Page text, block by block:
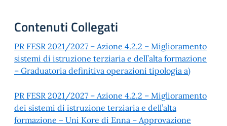
Contenuti Collegati
PR FESR 2021/2027 – Azione 4.2.2 – Miglioramento
sistemi di istruzione terziaria e dell’alta formazione
– Graduatoria definitiva operazioni tipologia a)
PR FESR 2021/2027 – Azione 4.2.2 – Miglioramento
dei sistemi di istruzione terziaria e dell’alta
formazione – Uni Kore di Enna – Approvazione